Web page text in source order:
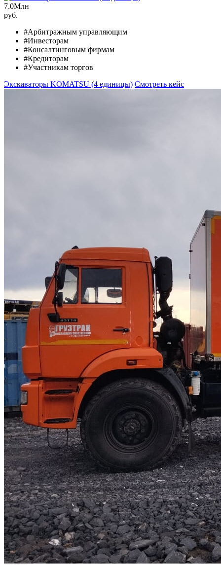
7.0Млн
руб.
#Арбитражным управляющим
#Инвесторам
#Консалтинговым фирмам
#Кредиторам
#Участникам торгов
Экскаваторы KOMATSU (4 единицы) Смотреть кейс